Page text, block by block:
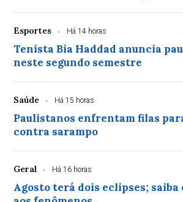
Esportes Há 14 horas
Tenista Bia Haddad anuncia
neste segundo semestre
Saúde Há 15 horas
Paulistanos enfrentam filas
contra sarampo
Geral Há 16 horas
Agosto terá dois eclipses;